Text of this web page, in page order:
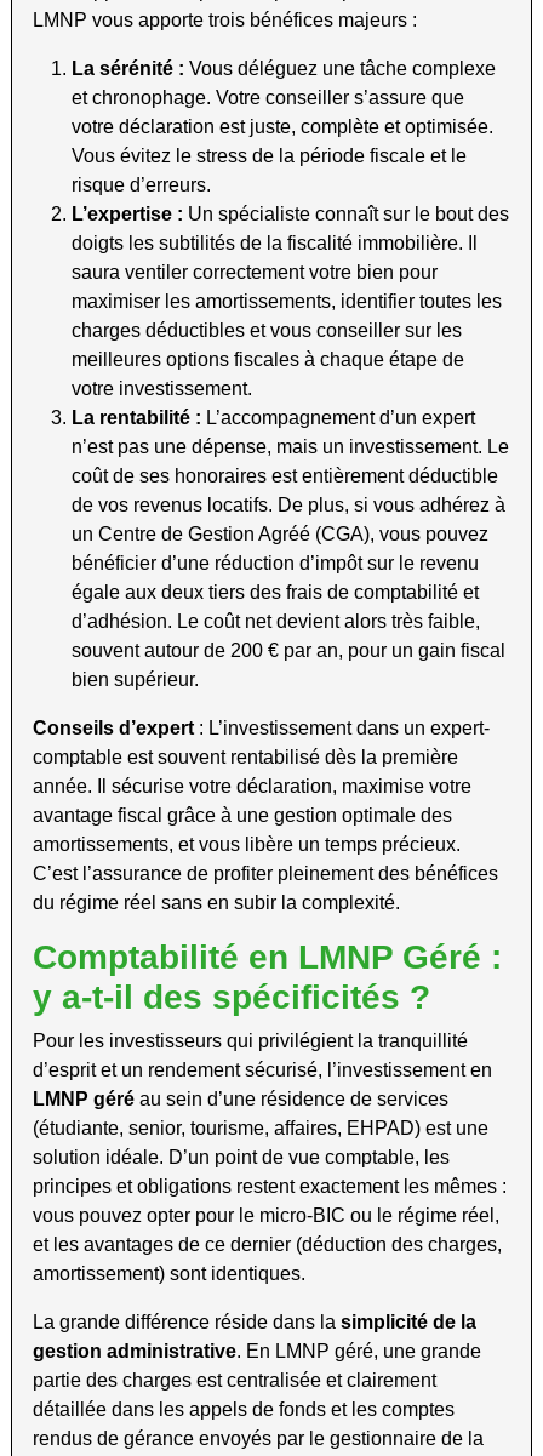
LMNP vous apporte trois bénéfices majeurs :
La sérénité : Vous déléguez une tâche complexe
et chronophage. Votre conseiller s’assure que
votre déclaration est juste, complète et optimisée.
Vous évitez le stress de la période fiscale et le
risque d’erreurs.
L’expertise : Un spécialiste connaît sur le bout des
doigts les subtilités de la fiscalité immobilière. Il
saura ventiler correctement votre bien pour
maximiser les amortissements, identifier toutes les
charges déductibles et vous conseiller sur les
meilleures options fiscales à chaque étape de
votre investissement.
La rentabilité : L’accompagnement d’un expert
n’est pas une dépense, mais un investissement. Le
coût de ses honoraires est entièrement déductible
de vos revenus locatifs. De plus, si vous adhérez à
un Centre de Gestion Agréé (CGA), vous pouvez
bénéficier d’une réduction d’impôt sur le revenu
égale aux deux tiers des frais de comptabilité et
d’adhésion. Le coût net devient alors très faible,
souvent autour de 200 € par an, pour un gain fiscal
bien supérieur.
Conseils d’expert : L’investissement dans un expert-
comptable est souvent rentabilisé dès la première
année. Il sécurise votre déclaration, maximise votre
avantage fiscal grâce à une gestion optimale des
amortissements, et vous libère un temps précieux.
C’est l’assurance de profiter pleinement des bénéfices
du régime réel sans en subir la complexité.
Comptabilité en LMNP Géré :
y a-t-il des spécificités ?
Pour les investisseurs qui privilégient la tranquillité
d’esprit et un rendement sécurisé, l’investissement en
LMNP géré au sein d’une résidence de services
(étudiante, senior, tourisme, affaires, EHPAD) est une
solution idéale. D’un point de vue comptable, les
principes et obligations restent exactement les mêmes :
vous pouvez opter pour le micro-BIC ou le régime réel,
et les avantages de ce dernier (déduction des charges,
amortissement) sont identiques.
La grande différence réside dans lasimplicité de la
gestion administrative. En LMNP géré, une grande
partie des charges est centralisée et clairement
détaillée dans les appels de fonds et les comptes
rendus de gérance envoyés par le gestionnaire de la